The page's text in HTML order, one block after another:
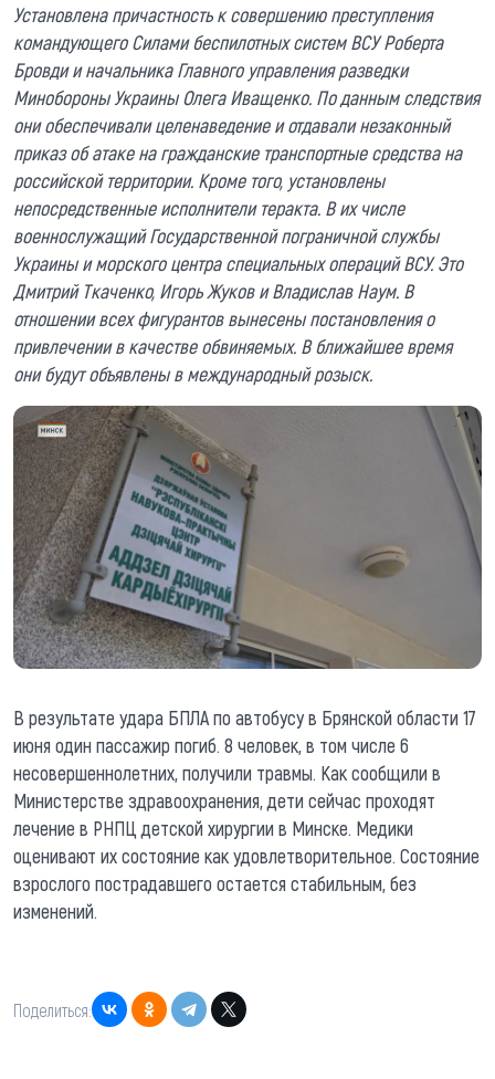
Установлена причастность к совершению преступления
командующего Силами беспилотных систем ВСУ Роберта
Бровди и начальника Главного управления разведки
Минобороны Украины Олега Иващенко. По данным следствия
они обеспечивали целенаведение и отдавали незаконный
приказ об атаке на гражданские транспортные средства на
российской территории. Кроме того, установлены
непосредственные исполнители теракта. В их числе
военнослужащий Государственной пограничной службы
Украины и морского центра специальных операций ВСУ. Это
Дмитрий Ткаченко, Игорь Жуков и Владислав Наум. В
отношении всех фигурантов вынесены постановления о
привлечении в качестве обвиняемых. В ближайшее время
они будут объявлены в международный розыск.
В результате удара БПЛА по автобусу в Брянской области 17
июня один пассажир погиб. 8 человек, в том числе 6
несовершеннолетних, получили травмы. Как сообщили в
Министерстве здравоохранения, дети сейчас проходят
лечение в РНПЦ детской хирургии в Минске. Медики
оценивают их состояние как удовлетворительное. Состояние
взрослого пострадавшего остается стабильным, без
изменений.
Поделиться: